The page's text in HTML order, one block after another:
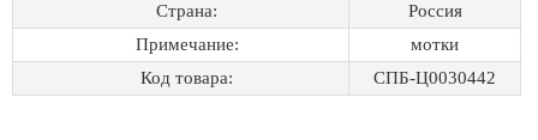
Страна:
Россия
Примечание:
мотки
Код товара:
СПБ-Ц0030442